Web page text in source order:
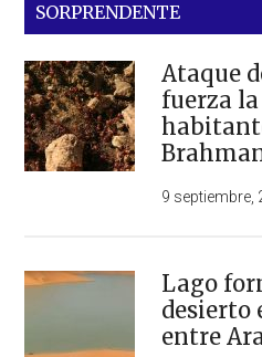
SORPRENDENTE
Ataque
fuerza
9 septiembre,
Lago
desierto
entre